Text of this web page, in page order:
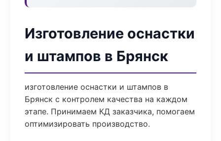
Изготовление оснастки
и штампов в Брянск
изготовление оснастки и штампов в
Брянск с контролем качества на каждом
этапе. Принимаем КД заказчика, помогаем
оптимизировать производство.